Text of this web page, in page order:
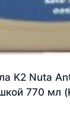
K2 Nuta
770 мл